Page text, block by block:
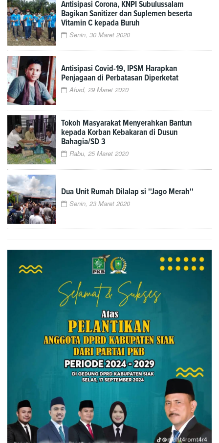
Antisipasi Corona, KNPI Subulussalam
Bagikan Sanitizer dan Suplemen beserta
Vitamin C kepada Buruh
Senin, 30 Maret 2020
Antisipasi Covid-19, IPSM Harapkan
Penjagaan di Perbatasan Diperketat
Ahad, 29 Maret 2020
Tokoh Masyarakat Menyerahkan Bantun
kepada Korban Kebakaran di Dusun
Bahagia/SD 3
Rabu, 25 Maret 2020
Dua Unit Rumah Dilalap si ''Jago Merah''
Senin, 23 Maret 2020